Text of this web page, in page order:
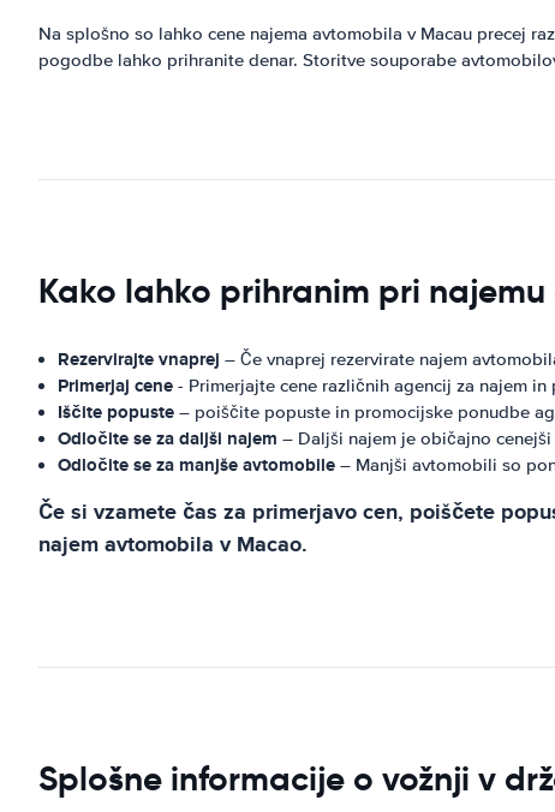
Na splošno so lahko cene najema avtomobila v Macau precej
pogodbe lahko prihranite denar. Storitve souporabe
Kako lahko prihranim pri
Rezervirajte vnaprej – Če vnaprej rezervirate najem
Primerjaj cene - Primerjajte cene različnih agencij za najem
Iščite popuste – poiščite popuste in promocijske ponudbe
Odločite se za daljši najem – Daljši najem je običajno
Odločite se za manjše avtomobile – Manjši avtomobili so
Če si vzamete čas za primerjavo cen, poiščete
najem avtomobila v Macao.
Splošne informacije o vožnji v